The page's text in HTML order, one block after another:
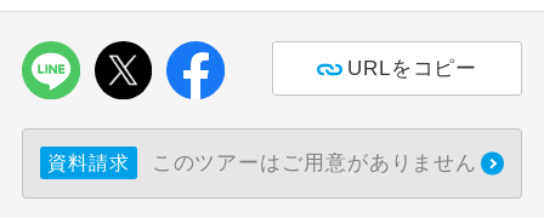
URLをコピー
資料請求 このツアーはご用意がありません
航空会社指定
利用航空会社が指定なので、ご出発の計
画にとても便利です。
ホテル指定
ご紹介するホテルを指定したコースで
す。